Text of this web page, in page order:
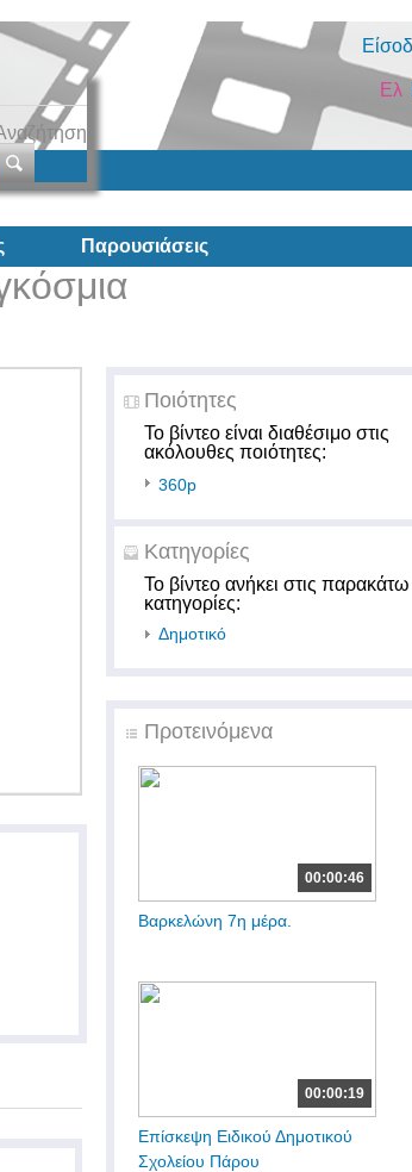
Ελ
Παρουσιάσεις
Ποιότητες
Το βίντεο είναι διαθέσιμο στις
ακόλουθες ποιότητες:
360p
Κατηγορίες
Το βίντεο ανήκει στις παρακάτω
κατηγορίες:
Δημοτικό
Προτεινόμενα
00:00:46
Βαρκελώνη 7η μέρα.
00:00:19
Επίσκεψη Ειδικού Δημοτικού
Σχολείου Πάρου